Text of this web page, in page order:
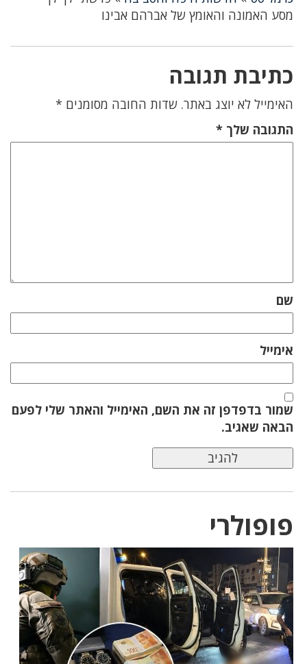
מסע האמונה והאומץ של אברהם אבינו
כתיבת תגובה
האימייל לא יוצג באתר. שדות החובה מסומנים *
התגובה שלך *
שם
אימייל
שמור בדפדפן זה את השם, האימייל והאתר שלי לפעם
הבאה שאגיב.
פופולרי